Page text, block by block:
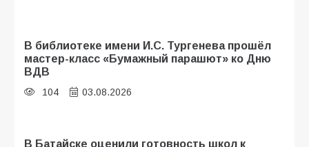
В библиотеке имени И.С. Тургенева прошёл
мастер-класс «Бумажный парашют» ко Дню
ВДВ
104 03.08.2026
В Батайске оценили готовность школ к